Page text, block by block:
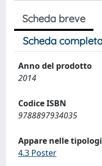
Scheda breve
Scheda
Anno del prodotto
2014
Codice ISBN
9788897934035
Appare nelle
4.3 Poster